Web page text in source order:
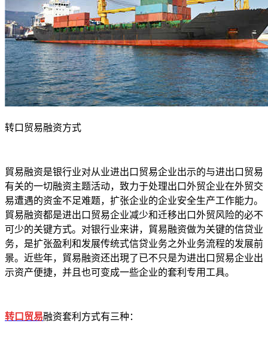
转口贸易融资方式
貿易融资是银行业对从业进出口贸易企业出示的与进出口贸易
有关的一切融资主题活动，致力于处理出口外贸企业在外贸交
易遭遇的资金不足难题，扩张企业的企业安全生产工作能力。
貿易融资都是进出口贸易企业减少和迁移出口外贸风险的必不
可少的关键方式。对银行业来讲，貿易融资做为关键的信贷业
务，是扩张盈利和发展传统式信贷业务之外业务流程的发展前
景。近些年，貿易融资还出現了已不只是为进出口贸易企业出
示资产便捷，并且也可变成一些企业的套利专用工具。
转口贸易融资套利方式有三种：